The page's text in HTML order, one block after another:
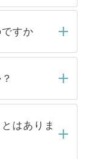
すか
担当者がご
ルもしくは
ご連絡をせて
待ちくださ
いる求人の
ご覧いただ
公開求人は
公開してい
はありま